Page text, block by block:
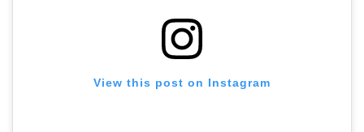
View this post on Instagram